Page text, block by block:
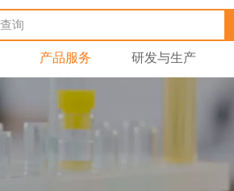
产品服务 研发与生产